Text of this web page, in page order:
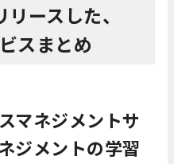
ースした、
スまとめ
マネジメントサ
ジメントの学習